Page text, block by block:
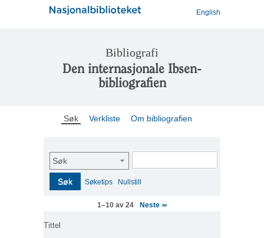
English
Bibliografi
Den internasjonale Ibsen-
bibliografien
Søk Verkliste Om bibliografien
Søk
Søk Søketips Nullstill
1–10 av 24 Neste>>
Tittel